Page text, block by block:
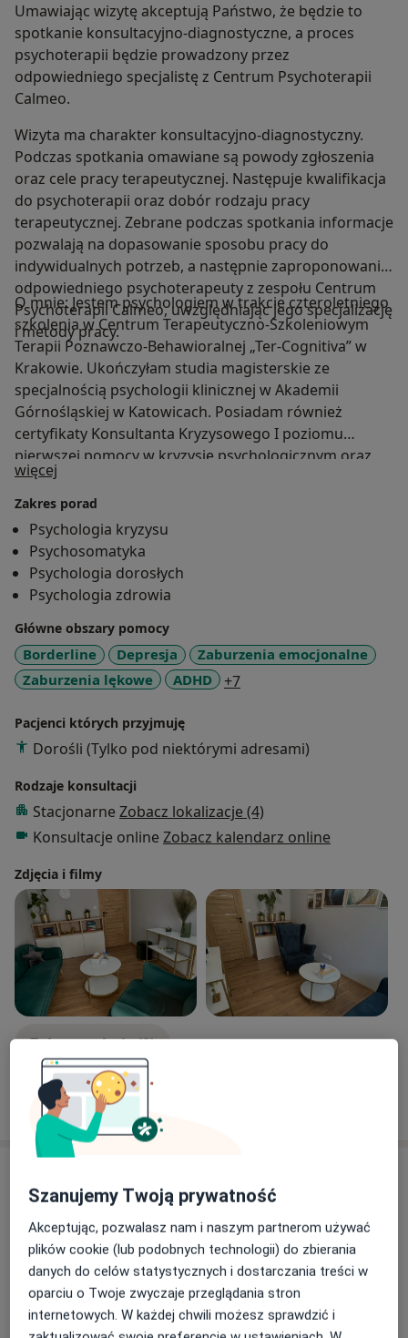
Umawiając wizytę akceptują Państwo, że będzie to
spotkanie konsultacyjno-diagnostyczne, a proces
psychoterapii będzie prowadzony przez
odpowiedniego specjalistę z Centrum Psychoterapii
Calmeo.
Wizyta ma charakter konsultacyjno-diagnostyczny.
Podczas spotkania omawiane są powody zgłoszenia
oraz cele pracy terapeutycznej. Następuje kwalifikacja
do psychoterapii oraz dobór rodzaju pracy
terapeutycznej. Zebrane podczas spotkania informacje
pozwalają na dopasowanie sposobu pracy do
indywidualnych potrzeb, a następnie zaproponowanie
odpowiedniego psychoterapeuty z zespołu Centrum
Psychoterapii Calmeo, uwzględniając jego specjalizację
i metody pracy.
O mnie: Jestem psychologiem w trakcie czteroletniego
szkolenia w Centrum Terapeutyczno-Szkoleniowym
Terapii Poznawczo-Behawioralnej „Ter-Cognitiva” w
Krakowie. Ukończyłam studia magisterskie ze
specjalnością psychologii klinicznej w Akademii
Górnośląskiej w Katowicach. Posiadam również
certyfikaty Konsultanta Kryzysowego I poziomu
pierwszej pomocy w kryzysie psychologicznym oraz
Trenera Umiejętności Społecznych. Doświadczenie
zawodowe zdobyłam i zdobywam pracując z
młodzieżą i dorosłymi w różnych środowiskach, m.in.
w szkole wyższej i średniej oraz placówkach zdrowia
psychicznego. Specjalizuję się w pracy z osobami
doświadczającymi trudności emocjonalnych, w tym
depresji, zaburzeń lękowych i nastroju. Pracuję z
osobami dorosłymi i młodzieżą od 15 roku życia.
Regularnie podnoszę swoje kwalifikacje uczestnicząc
w szkoleniach i kursach. W swojej pracy łączę wiedzę
teoretyczną z praktycznym doświadczeniem, zawsze
stawiając na indywidualne podejście do pacjenta oraz
dowody naukowe.
więcej
Zakres porad
Psychologia kryzysu
Psychosomatyka
Psychologia dorosłych
Psychologia zdrowia
Główne obszary pomocy
Borderline Depresja
Zaburzenia emocjonalne
Zaburzenia lękowe
ADHD +7a11y_sr_more_diseases
Pacjenci których przyjmuję
Dorośli (Tylko pod niektórymi adresami)
Rodzaje konsultacji
Stacjonarne Zobacz lokalizacje (4)
Konsultacje online Zobacz kalendarz online
Zdjęcia i filmy
Zobacz galerię (8)
Konsultacja psychologiczna
200 zł Szczegóły Umów wizytę
Konsultacja psychologiczna
(pierwsza wizyta)
200 zł Szczegóły
Umów wizytę
Szanujemy Twoją prywatność
Akceptując, pozwalasz nam i naszym partnerom używać
plików cookie (lub podobnych technologii) do zbierania
danych do celów statystycznych i dostarczania treści w
oparciu o Twoje zwyczaje przeglądania stron
internetowych. W każdej chwili możesz sprawdzić i